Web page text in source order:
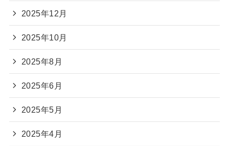
2025年12月
2025年10月
2025年8月
2025年6月
2025年5月
2025年4月